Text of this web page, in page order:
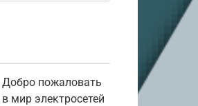
Добро пожаловать
в мир электросетей